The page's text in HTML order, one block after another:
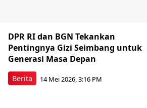
Berita
DPR RI dan BGN Tekankan
Pentingnya Gizi Seimbang untuk
Generasi Masa Depan
14 Mei 2026, 3:16 PM